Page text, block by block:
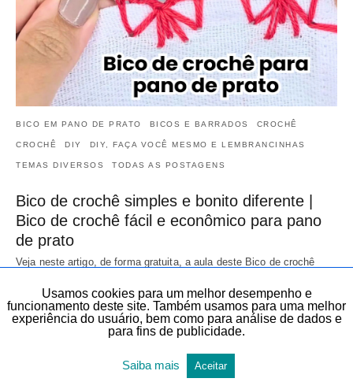
BICO EM PANO DE PRATO BICOS E BARRADOS CROCHÊ
CROCHÊ DIY DIY, FAÇA VOCÊ MESMO E LEMBRANCINHAS
TEMAS DIVERSOS TODAS AS POSTAGENS
Bico de crochê simples e bonito diferente |
Bico de crochê fácil e econômico para pano
de prato
Veja neste artigo, de forma gratuita, a aula deste Bico de crochê
pano…
9 de janeiro de 2026
Usamos cookies para um melhor desempenho e
funcionamento deste site. Também usamos para uma melhor
experiência do usuário, bem como para análise de dados e
para fins de publicidade.
Saiba mais Aceitar